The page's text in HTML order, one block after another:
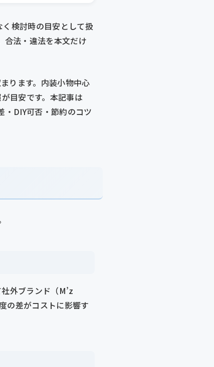
検討時の目安として扱
合法・違法を本文だけ
ります。内装小物中心
目安です。本記事は
DIY可否・節約のコツ
外ブランド（M’z
の差がコストに影響す